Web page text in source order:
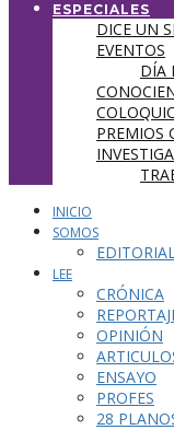
ESPECIALES
DICE UN
EVENTOS
DÍA
PREMIOS
INICIO
SOMOS
LEE
CRÓNICA
OPINIÓN
ENSAYO
PROFES
28